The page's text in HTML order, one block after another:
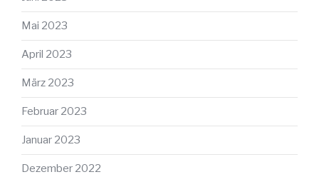
Mai 2023
April 2023
März 2023
Februar 2023
Januar 2023
Dezember 2022